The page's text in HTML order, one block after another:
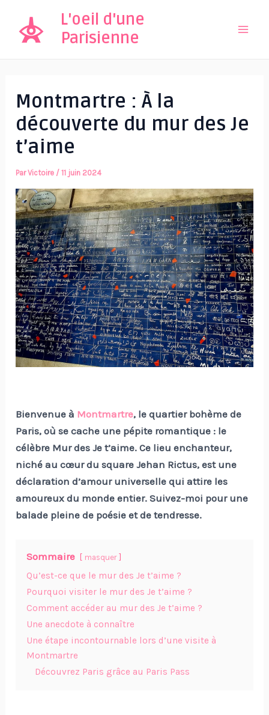
contenu
L'oeil d'une
Parisienne
Montmartre : À la
découverte du mur des Je
t’aime
ParVictoire /11 juin 2024
Bienvenue à Montmartre, le quartier bohème de
Paris, où se cache une pépite romantique : le
célèbre Mur des Je t’aime. Ce lieu enchanteur,
niché au cœur du square Jehan Rictus, est une
déclaration d’amour universelle qui attire les
amoureux du monde entier. Suivez-moi pour une
balade pleine de poésie et de tendresse.
Sommaire masquer
Qu’est-ce que le mur des Je t’aime ?
Pourquoi visiter le mur des Je t’aime ?
Comment accéder au mur des Je t’aime ?
Une anecdote à connaître
Une étape incontournable lors d’une visite à
Montmartre
Découvrez Paris grâce au Paris Pass